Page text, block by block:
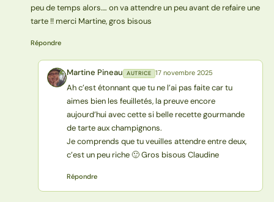
peu de temps alors…. on va attendre un peu avant de refaire une
tarte !! merci Martine, gros bisous
Répondre
MP Martine Pineau AUTRICE 17 novembre 2025
Ah c’est étonnant que tu ne l’ai pas faite car tu
aimes bien les feuilletés, la preuve encore
aujourd’hui avec cette si belle recette gourmande
de tarte aux champignons.
Je comprends que tu veuilles attendre entre deux,
c’est un peu riche 🙂 Gros bisous Claudine
Répondre